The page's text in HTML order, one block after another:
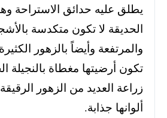
يطلق عليه حدائق الاستراحة
الحديقة لا تكون متكدسة
والمرتفعة وأيضاً بالزهور
تكون أرضيتها مغطاة بالنجيلة
زراعة العديد من الزهور
ألوانها جذابة.